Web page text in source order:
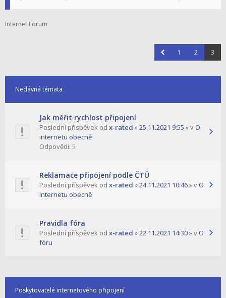
Internet Forum
1 2 3
Nedávná témata
Jak měřit rychlost připojení
Poslední příspěvek od x-rated »25.11.2021 9:55 » v O
internetu obecně
Odpovědi: 5
Reklamace připojení podle ČTÚ
Poslední příspěvek od x-rated »24.11.2021 10:46» v O
internetu obecně
Pravidla fóra
Poslední příspěvek od x-rated »22.11.2021 14:30» v O
fóru
Poskytovatelé internetového připojení